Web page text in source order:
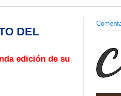
DEL
edición de su